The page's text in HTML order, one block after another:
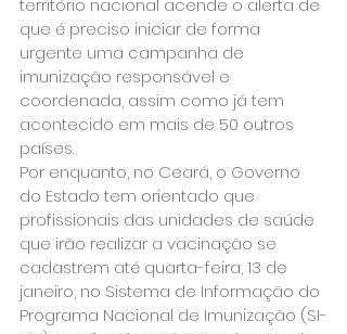
território nacional acende o alerta de
que é preciso iniciar de forma
urgente uma campanha de
imunização responsável e
coordenada, assim como já tem
acontecido em mais de 50 outros
países.
Por enquanto, no Ceará, o Governo
do Estado tem orientado que
profissionais das unidades de saúde
que irão realizar a vacinação se
cadastrem até quarta-feira, 13 de
janeiro, no Sistema de Informação do
Programa Nacional de Imunização (SI-